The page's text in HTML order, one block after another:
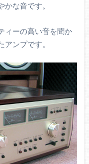
な音です。
ィーの高い音を聞か
ンプです。